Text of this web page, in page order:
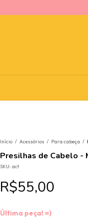
Início / Acessórios / Para cabeça /
Presilhas de Cabelo -
SKU: act
R$55,00
Última peça! =)